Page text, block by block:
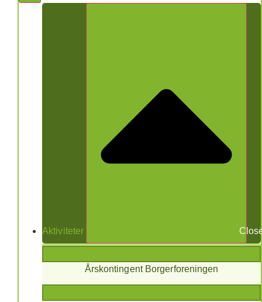
Aktiviteter
Årskontingent Borgerforeningen